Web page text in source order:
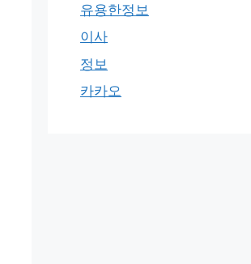
유용한정보
이사
정보
카카오